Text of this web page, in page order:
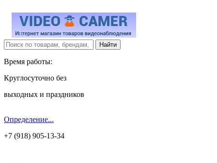
Время работы:
Круглосуточно без
выходных и праздников
Определение...
+7 (918) 905-13-34